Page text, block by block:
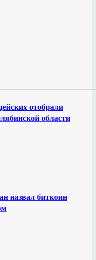
отобрали
области
назвал биткоин